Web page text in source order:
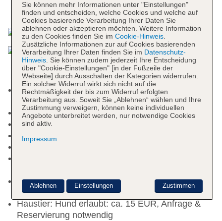
Das bietet Ihre Unterkunft
Kurtaxe/Ökotaxe/Touristensteuer zahlbar vor Ort:
pro Tag/pro Person ca. 2.50 EUR
Check-out Zeit bis 10:00 Uhr
Rezeption, Hotelsafe: ohne Gebühr
Lift
Zahlungsarten: TUI Card / VISA, MasterCard, EC
Karte/Maestro
Haustier: Hund erlaubt: ca. 15 EUR, Anfrage &
Reservierung notwendig
Sie können mehr Informationen unter "Einstellungen"
finden und entscheiden, welche Cookies und welche auf
Cookies basierende Verarbeitung Ihrer Daten Sie
ablehnen oder akzeptieren möchten. Weitere Information
zu den Cookies finden Sie im Cookie-Hinweis.
Zusätzliche Informationen zur auf Cookies basierenden
Verarbeitung Ihrer Daten finden Sie im Datenschutz-
Hinweis. Sie können zudem jederzeit Ihre Entscheidung
über "Cookie-Einstellungen" [in der Fußzeile der
Webseite] durch Ausschalten der Kategorien widerrufen.
Ein solcher Widerruf wirkt sich nicht auf die
Rechtmäßigkeit der bis zum Widerruf erfolgten
Verarbeitung aus. Soweit Sie „Ablehnen“ wählen und Ihre
Zustimmung verweigern, können keine individuellen
Angebote unterbreitet werden, nur notwendige Cookies
sind aktiv.
Impressum
Zustimmen
Ablehnen Einstellungen